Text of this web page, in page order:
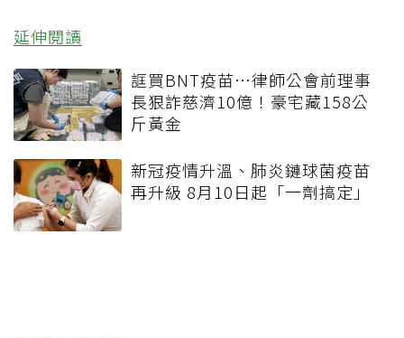
延伸閱讀
誆買BNT疫苗…律師公會前理事
長狠詐慈濟10億！豪宅藏158公
斤黃金
新冠疫情升溫、肺炎鏈球菌疫苗
再升級 8月10日起「一劑搞定」